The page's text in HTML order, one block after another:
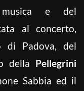
musica e del
al concerto,
di Padova, del
della Pellegrini
Sabbia ed il